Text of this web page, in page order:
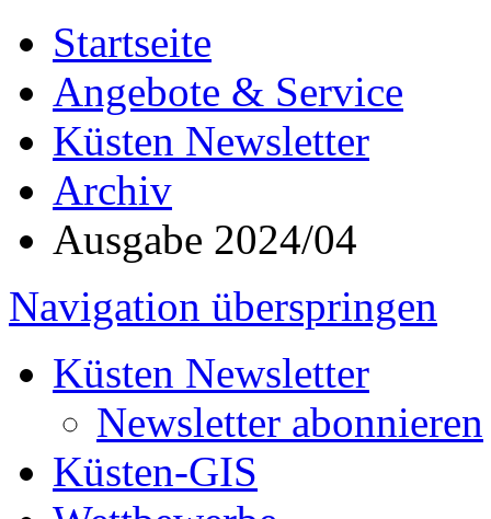
Startseite
Angebote & Service
Küsten Newsletter
Archiv
Ausgabe 2024/04
Navigation überspringen
Küsten Newsletter
Newsletter abonnieren
Küsten-GIS